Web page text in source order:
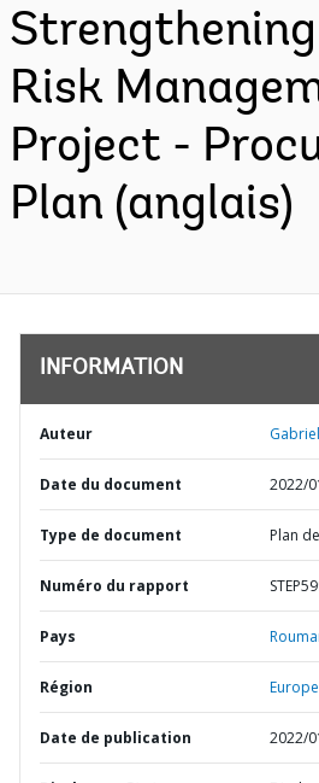
Risk
Project -
Plan (anglais)
INFORMATION
Auteur
Date du document 2022/
Type de document Plan
Numéro du rapport
Pays
Région
Date de publication 2022/